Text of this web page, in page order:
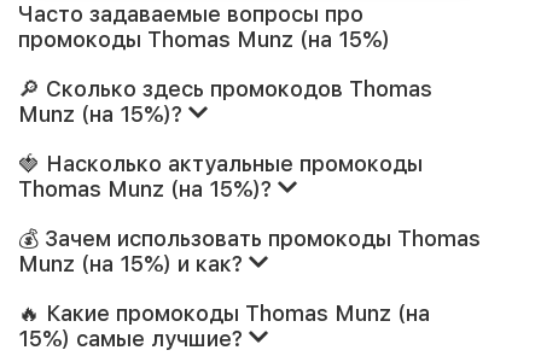
Часто задаваемые вопросы про
промокоды Thomas Munz (на 15%)
🔎 Сколько здесь промокодов Thomas
Munz (на 15%)?
🍓 Насколько актуальные промокоды
Thomas Munz (на 15%)?
💰 Зачем использовать промокоды Thomas
Munz (на 15%) и как?
🔥 Какие промокоды Thomas Munz (на
15%) самые лучшие?